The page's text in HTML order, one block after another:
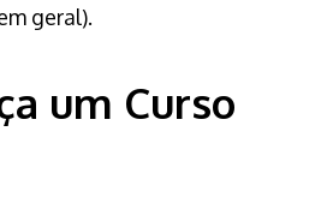
geral).
um Curso